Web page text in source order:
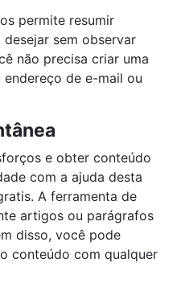
permite resumir
sem observar
não precisa criar uma
de e-mail ou
e obter conteúdo
com a ajuda desta
A ferramenta de
artigos ou parágrafos
disso, você pode
conteúdo com qualquer